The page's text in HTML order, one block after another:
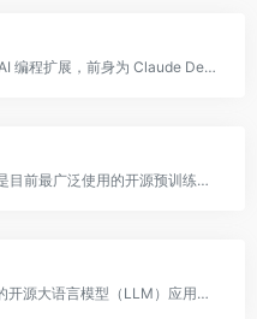
Cline 是一款开源的 VS Code AI 编程扩展，前身为 Claude Dev，由社区开发者主导维护。
Hugging Face Transformers 是目前最广泛使用的开源预训练模型库，使用 Python 开发，提供数千个预训练的 NLP、视觉、多模态模型（
Dify 是一款基于 Python 构建的开源大语言模型（LLM）应用开发平台，旨在帮助开发者和企业团队快速构建、测试与部署生产级别的 AI 应用。